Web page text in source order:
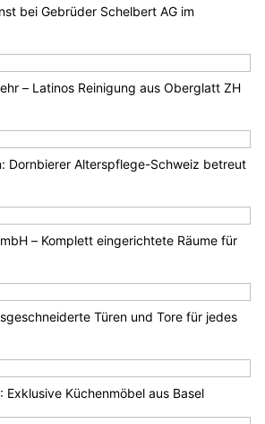
bei Gebrüder Schelbert AG im
– Latinos Reinigung aus Oberglatt ZH
Dornbierer Alterspflege-Schweiz betreut
– Komplett eingerichtete Räume für
Türen und Tore für jedes
Exklusive Küchenmöbel aus Basel